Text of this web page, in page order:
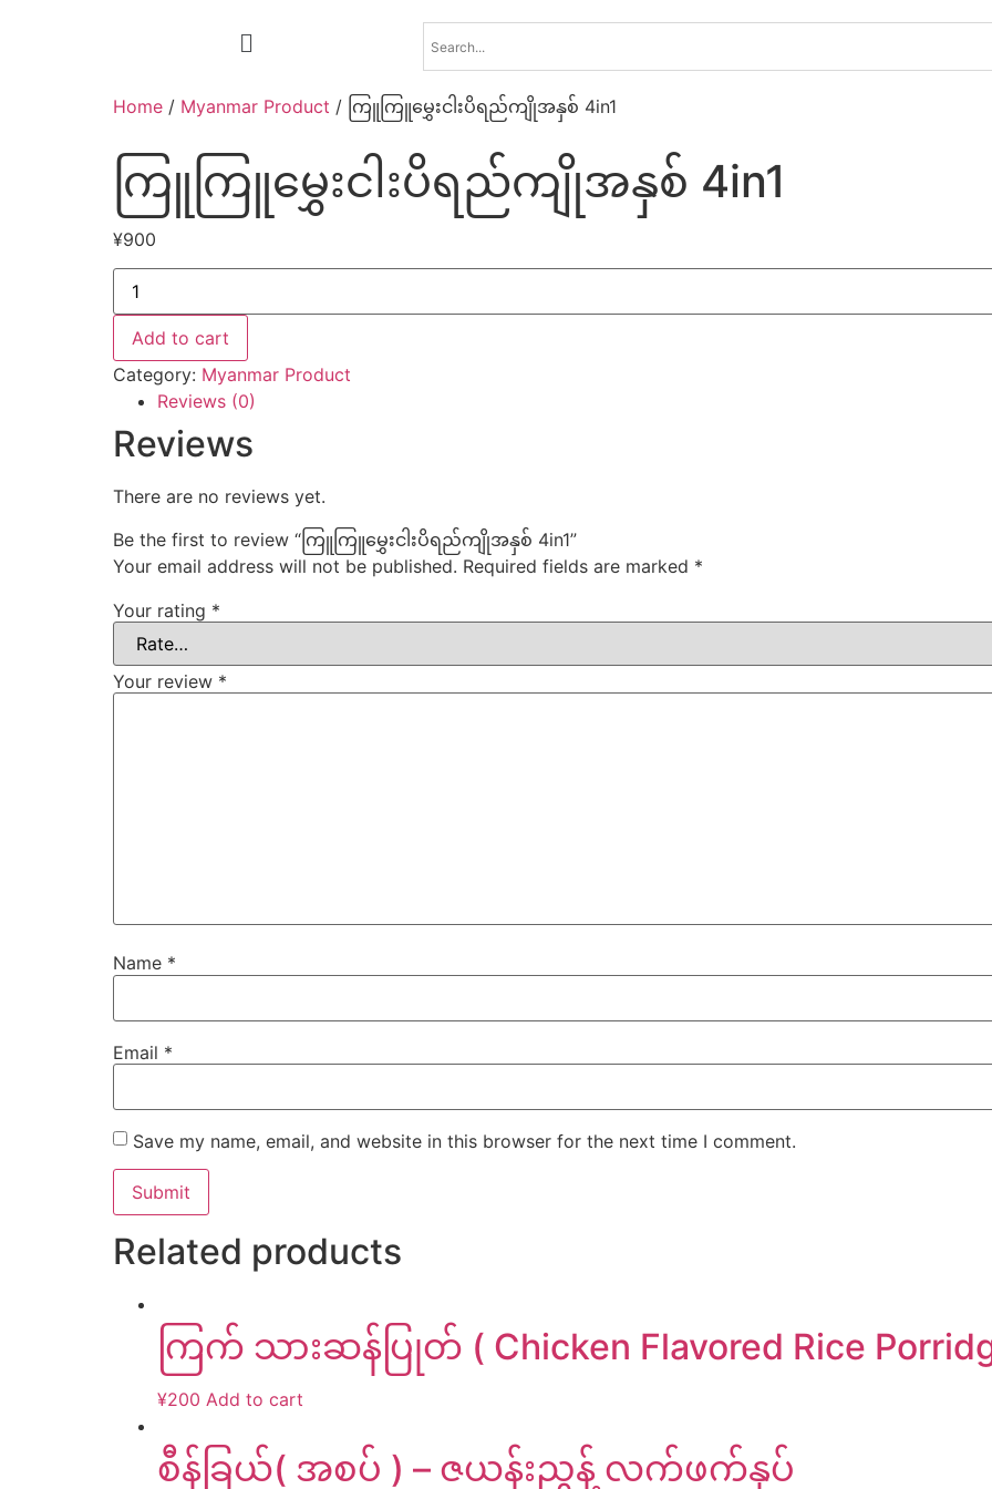
Home / Myanmar Product / ကြူကြူမွှေးငါးပိရည်ကျိုအနှစ် 4in1
ကြူကြူမွှေးငါးပိရည်ကျိုအနှစ် 4in1
¥900
Add to cart
Category: Myanmar Product
Reviews (0)
Reviews
There are no reviews yet.
Be the first to review “ကြူကြူမွှေးငါးပိရည်ကျိုအနှစ် 4in1”
Your email address will not be published. Required fields are marked *
Your rating *
Your review *
Name *
Email *
Save my name, email, and website in this browser for the next time I comment.
Related products
ကြက် သားဆန်ပြုတ် ( Chicken Flavored Rice
¥200 Add to cart
စီန်ခြယ်( အစပ် ) – ဇယန်းညွန့် လက်ဖက်နှပ်